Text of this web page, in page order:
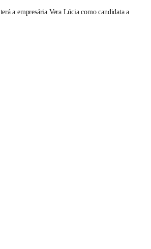
a empresária Vera Lúcia como candidata a